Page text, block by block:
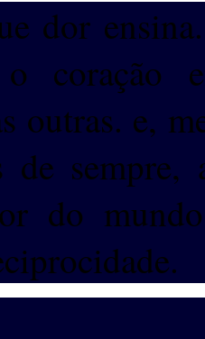
dor
coração
outras. e,
de sempre,
do